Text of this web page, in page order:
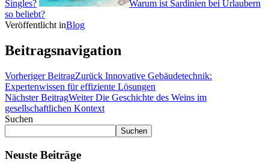
Singles?
Warum ist Sardinien bei Urlaubern
so beliebt?
Veröffentlicht inBlog
Beitragsnavigation
Vorheriger BeitragZurück Innovative Gebäudetechnik:
Expertenwissen für effiziente Lösungen
Nächster BeitragWeiter Die Geschichte des Weins im
gesellschaftlichen Kontext
Suchen
Suchen
Neuste Beiträge